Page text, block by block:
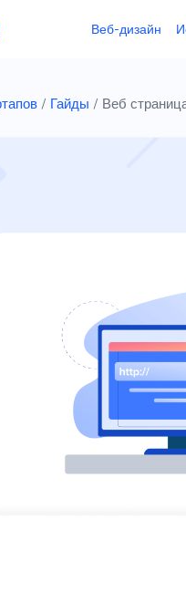
Веб-дизайн
/ Гайды / Веб